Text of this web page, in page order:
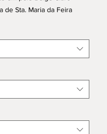
de Sta. Maria da Feira